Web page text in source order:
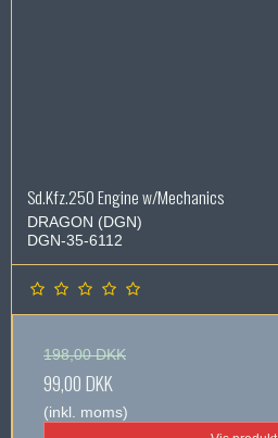
Sd.Kfz.250 Engine w/Mechanics
DRAGON (DGN)
DGN-35-6112
198,00 DKK
99,00 DKK
(inkl. moms)